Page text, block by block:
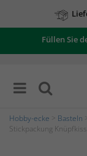
Füllen Sie
Hobby-ecke Basteln
Stickpackung